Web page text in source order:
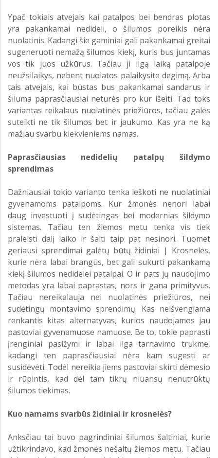
Ypač tokiais atvejais kai patalpos bei bendras plotas
yra pakankamai nedideli, o šilumos poreikis nėra
nuolatinis. Kadangi šie gaminiai gali pakankamai greitai
sugeneruoti nemažą šilumos kiekį, kuris bus juntamas
vos tik juos užkūrus. Tačiau ji ilgą laiką patalpoje
neužsilaikys, nebent nuolatos palaikysite degimą. Arba
tais atvejais, kai būstas bus pakankamai sandarus ir
šiluma paprasčiausiai neturės pro kur išeiti. Tad toks
variantas reikalaus nuolatinės priežiūros, tačiau galės
suteikti ne tik šilumos bet ir jaukumo. Kas yra ne ką
mažiau svarbu kiekvieniems namas.
Paprasčiausias nedidelių patalpų šildymo
sprendimas
Dažniausiai tokio varianto tenka ieškoti ne nuolatiniai
gyvenamoms patalpoms. Kur žmonės nenori labai
daug investuoti į sudėtingas bei modernias šildymo
sistemas. Tačiau ten žiemos metu tenka vis tiek
praleisti dalį laiko ir šalti taip pat nesinori. Tuomet
geriausi sprendimai galėtų būtų židiniai | Krosnelės,
kurie nėra labai brangūs, bet gali sukurti pakankamą
kiekį šilumos nedidelei patalpai. O ir pats jų naudojimo
metodas yra labai paprastas, nors ir gana primityvus.
Tačiau nereikalauja nei nuolatinės priežiūros, nei
sudėtingų montavimo sprendimų. Kas neišvengiama
renkantis kitas alternatyvas, kurios naudojamos jau
pastoviai gyvenamuose namuose. Be to, tokie paprasti
įrenginiai pasižymi ir labai ilga tarnavimo trukme,
kadangi ten paprasčiausiai nėra kam sugesti ar
susidėvėti. Todėl nereikia jiems pastoviai skirti dėmesio
ir rūpintis, kad dėl tam tikrų niuansų nenutrūktų
šilumos tiekimas.
Kuo namams svarbūs židiniai ir krosnelės?
Anksčiau tai buvo pagrindiniai šilumos šaltiniai, kurie
užtikrindavo, kad žmonės nešaltų žiemos metu. Tačiau